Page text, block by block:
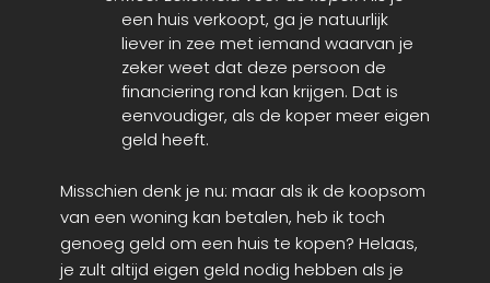
een huis verkoopt, ga je natuurlijk
liever in zee met iemand waarvan je
zeker weet dat deze persoon de
financiering rond kan krijgen. Dat is
eenvoudiger, als de koper meer eigen
geld heeft.
Misschien denk je nu: maar als ik de koopsom
van een woning kan betalen, heb ik toch
genoeg geld om een huis te kopen? Helaas,
je zult altijd eigen geld nodig hebben als je